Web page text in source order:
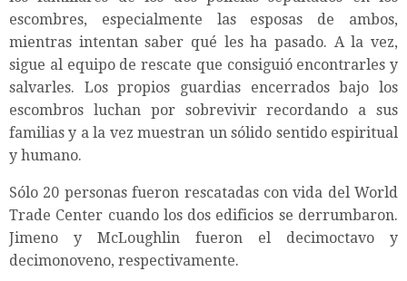
escombres, especialmente las esposas de ambos,
mientras intentan saber qué les ha pasado. A la vez,
sigue al equipo de rescate que consiguió encontrarles y
salvarles. Los propios guardias encerrados bajo los
escombros luchan por sobrevivir recordando a sus
familias y a la vez muestran un sólido sentido espiritual
y humano.
Sólo 20 personas fueron rescatadas con vida del World
Trade Center cuando los dos edificios se derrumbaron.
Jimeno y McLoughlin fueron el decimoctavo y
decimonoveno, respectivamente.